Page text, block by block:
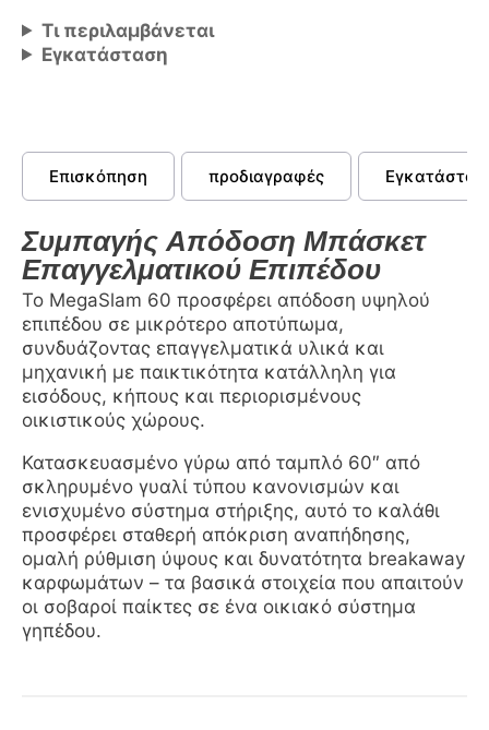
Τι περιλαμβάνεται
Εγκατάσταση
Επισκόπηση προδιαγραφές
Συμπαγής Απόδοση Μπάσκετ
Επαγγελματικού Επιπέδου
Το MegaSlam 60 προσφέρει απόδοση υψηλού
επιπέδου σε μικρότερο αποτύπωμα,
συνδυάζοντας επαγγελματικά υλικά και
μηχανική με παικτικότητα κατάλληλη για
εισόδους, κήπους και περιορισμένους
οικιστικούς χώρους.
Κατασκευασμένο γύρω από ταμπλό 60″ από
σκληρυμένο γυαλί τύπου κανονισμών και
ενισχυμένο σύστημα στήριξης, αυτό το καλάθι
προσφέρει σταθερή απόκριση αναπήδησης,
ομαλή ρύθμιση ύψους και δυνατότητα breakaway
καρφωμάτων – τα βασικά στοιχεία που απαιτούν
οι σοβαροί παίκτες σε ένα οικιακό σύστημα
γηπέδου.